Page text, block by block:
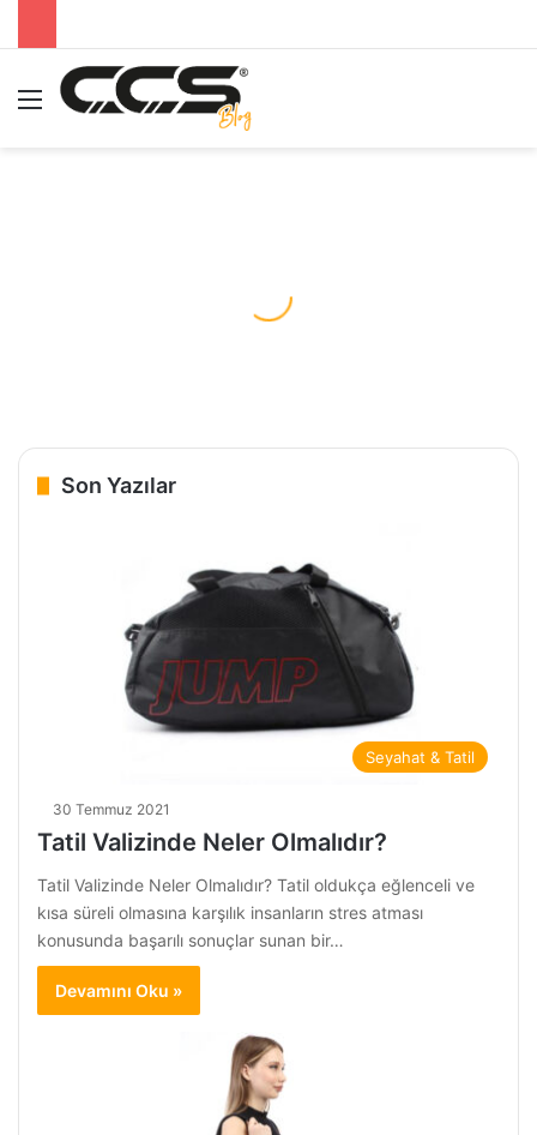
Menü
Son Yazılar
Seyahat & Tatil
30 Temmuz 2021
Tatil Valizinde Neler Olmalıdır?
Tatil Valizinde Neler Olmalıdır? Tatil oldukça eğlenceli ve
kısa süreli olmasına karşılık insanların stres atması
konusunda başarılı sonuçlar sunan bir…
Devamını Oku »